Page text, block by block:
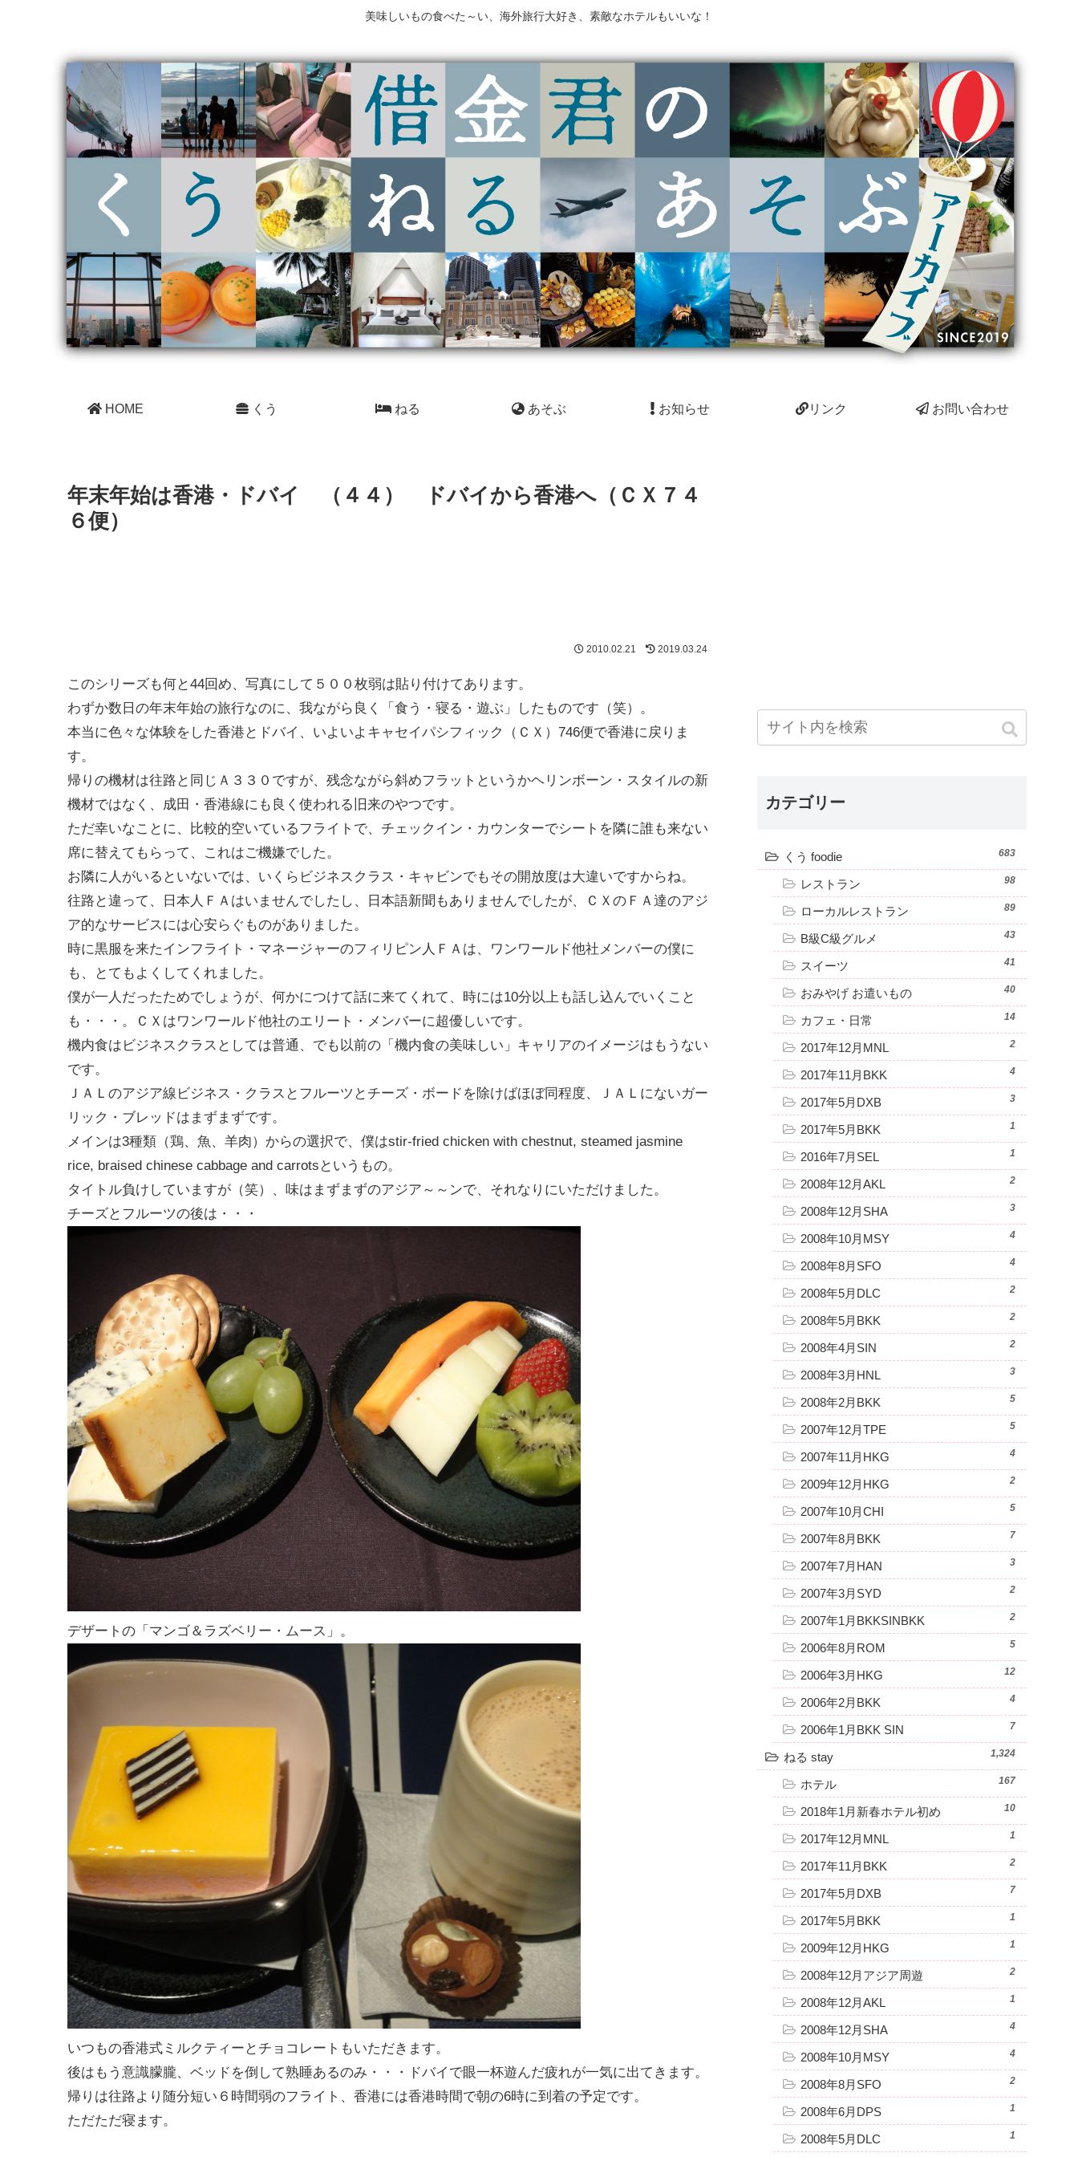
美味しいもの食べた～い、海外旅行大好き、素敵なホテルもいいな！
HOME くう ねる あそぶ お知らせ リンク お問い合わせ
年末年始は香港・ドバイ （４４） ドバイから香港へ（ＣＸ７４
６便）
2010.02.21 2019.03.24
このシリーズも何と44回め、写真にして５００枚弱は貼り付けてあります。
わずか数日の年末年始の旅行なのに、我ながら良く「食う・寝る・遊ぶ」したものです（笑）。
本当に色々な体験をした香港とドバイ、いよいよキャセイパシフィック（ＣＸ）746便で香港に戻りま
す。
帰りの機材は往路と同じＡ３３０ですが、残念ながら斜めフラットというかヘリンボーン・スタイルの新
機材ではなく、成田・香港線にも良く使われる旧来のやつです。
ただ幸いなことに、比較的空いているフライトで、チェックイン・カウンターでシートを隣に誰も来ない
席に替えてもらって、これはご機嫌でした。
お隣に人がいるといないでは、いくらビジネスクラス・キャビンでもその開放度は大違いですからね。
往路と違って、日本人ＦＡはいませんでしたし、日本語新聞もありませんでしたが、ＣＸのＦＡ達のアジ
ア的なサービスには心安らぐものがありました。
時に黒服を来たインフライト・マネージャーのフィリピン人ＦＡは、ワンワールド他社メンバーの僕に
も、とてもよくしてくれました。
僕が一人だったためでしょうが、何かにつけて話に来てくれて、時には10分以上も話し込んでいくこと
も・・・。ＣＸはワンワールド他社のエリート・メンバーに超優しいです。
機内食はビジネスクラスとしては普通、でも以前の「機内食の美味しい」キャリアのイメージはもうない
です。
ＪＡＬのアジア線ビジネス・クラスとフルーツとチーズ・ボードを除けばほぼ同程度、ＪＡＬにないガー
リック・ブレッドはまずまずです。
メインは3種類（鶏、魚、羊肉）からの選択で、僕はstir-fried chicken with chestnut, steamed jasmine
rice, braised chinese cabbage and carrotsというもの。
タイトル負けしていますが（笑）、味はまずまずのアジア～～ンで、それなりにいただけました。
チーズとフルーツの後は・・・
デザートの「マンゴ＆ラズベリー・ムース」。
いつもの香港式ミルクティーとチョコレートもいただきます。
後はもう意識朦朧、ベッドを倒して熟睡あるのみ・・・ドバイで眼一杯遊んだ疲れが一気に出てきます。
帰りは往路より随分短い６時間弱のフライト、香港には香港時間で朝の6時に到着の予定です。
ただただ寝ます。
カテゴリー
くう foodie 683
レストラン 98
ローカルレストラン 89
B級C級グルメ 43
スイーツ 41
おみやげ お遣いもの 40
カフェ・日常 14
2017年12月MNL 2
2017年11月BKK 4
2017年5月DXB 3
2017年5月BKK 1
2016年7月SEL 1
2008年12月AKL 2
2008年12月SHA 3
2008年10月MSY 4
2008年8月SFO 4
2008年5月DLC 2
2008年5月BKK 2
2008年4月SIN 2
2008年3月HNL 3
2008年2月BKK 5
2007年12月TPE 5
2007年11月HKG 4
2009年12月HKG 2
2007年10月CHI 5
2007年8月BKK 7
2007年7月HAN 3
2007年3月SYD 2
2007年1月BKKSINBKK 2
2006年8月ROM 5
2006年3月HKG 12
2006年2月BKK 4
2006年1月BKK SIN 7
ねる stay 1,324
ホテル 167
2018年1月新春ホテル初め 10
2017年12月MNL 1
2017年11月BKK 2
2017年5月DXB 7
2017年5月BKK 1
2009年12月HKG 1
2008年12月アジア周遊 2
2008年12月AKL 1
2008年12月SHA 4
2008年10月MSY 4
2008年8月SFO 2
2008年6月DPS 1
2008年5月DLC 1